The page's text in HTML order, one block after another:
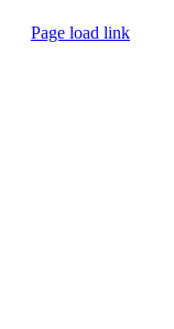
Page load link